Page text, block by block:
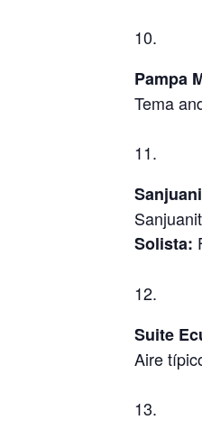
Pampa
Tema
Solista:
Suite
Aire